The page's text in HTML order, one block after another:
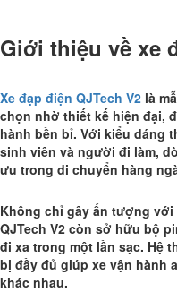
Giới thiệu về xe
Xe đạp điện QJTech V2 là
chọn nhờ thiết kế hiện đại,
hành bền bỉ. Với kiểu dáng
sinh viên và người đi làm,
ưu trong di chuyển hàng
Không chỉ gây ấn tượng
QJTech V2 còn sở hữu bộ
đi xa trong một lần sạc. Hệ
bị đầy đủ giúp xe vận hành
khác nhau.